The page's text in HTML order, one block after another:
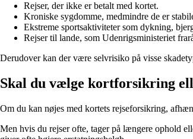
Rejser, der ikke er betalt med kortet.
Kroniske sygdomme, medmindre de er
Ekstreme sportsaktiviteter som dykning,
Rejser til lande, som Udenrigsministeriet
Derudover kan der være selvrisiko på visse
Skal du vælge kortforsikring
Om du kan nøjes med kortets rejseforsikring,
Men hvis du rejser ofte, tager på længere ophold